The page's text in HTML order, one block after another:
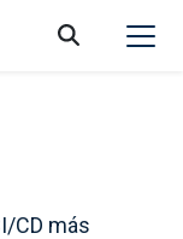
CD más